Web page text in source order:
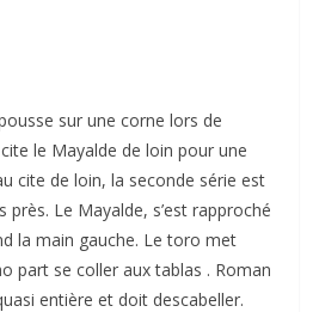
sur une corne lors de
le Mayalde de loin pour une
cite de loin, la seconde série est
Le Mayalde, s’est rapproché
la main gauche. Le toro met
part se coller aux tablas . Roman
entière et doit descabeller.